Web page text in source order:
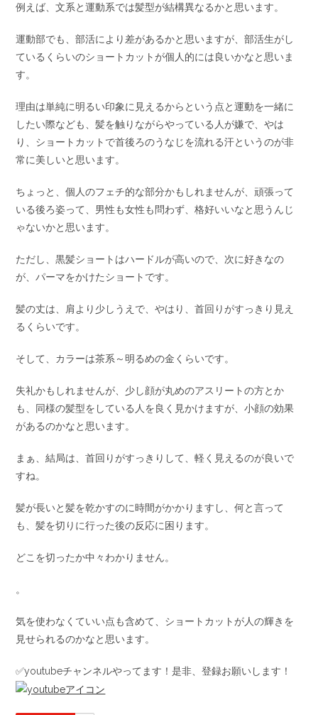
例えば、文系と運動系では髪型が結構異なるかと思います。
運動部でも、部活により差があるかと思いますが、部活生がし
ているくらいのショートカットが個人的には良いかなと思いま
す。
理由は単純に明るい印象に見えるからという点と運動を一緒に
したい際なども、髪を触りながらやっている人が嫌で、やは
り、ショートカットで首後ろのうなじを流れる汗というのが非
常に美しいと思います。
ちょっと、個人のフェチ的な部分かもしれませんが、頑張って
いる後ろ姿って、男性も女性も問わず、格好いいなと思うんじ
ゃないかと思います。
ただし、黒髪ショートはハードルが高いので、次に好きなの
が、パーマをかけたショートです。
髪の丈は、肩より少しうえで、やはり、首回りがすっきり見え
るくらいです。
そして、カラーは茶系～明るめの金くらいです。
失礼かもしれませんが、少し顔が丸めのアスリートの方とか
も、同様の髪型をしている人を良く見かけますが、小顔の効果
があるのかなと思います。
まぁ、結局は、首回りがすっきりして、軽く見えるのが良いで
すね。
髪が長いと髪を乾かすのに時間がかかりますし、何と言って
も、髪を切りに行った後の反応に困ります。
どこを切ったか中々わかりません。
。
気を使わなくていい点も含めて、ショートカットが人の輝きを
見せられるのかなと思います。
✅youtubeチャンネルやってます！是非、登録お願いします！